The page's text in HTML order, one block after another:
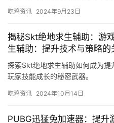
吃鸡资讯 2024年9月23日
揭秘Skt绝地求生辅助：游
生辅助：提升技术与策略的
探索Skt绝地求生辅助如何成为
玩家技能成长的秘密武器。
吃鸡资讯 2024年10月14日
PUBG迅猛兔加速器：提